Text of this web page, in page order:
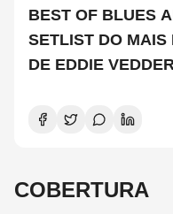
BEST OF BLUES
SETLIST DO MAIS
DE EDDIE
COBERTURA